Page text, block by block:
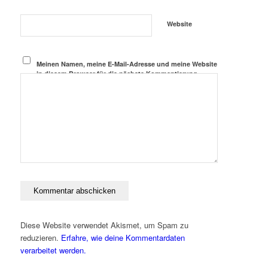
Website
Meinen Namen, meine E-Mail-Adresse und meine Website
in diesem Browser für die nächste Kommentierung
Diese Website verwendet Akismet, um Spam zu
reduzieren. Erfahre, wie deine Kommentardaten
verarbeitet werden.